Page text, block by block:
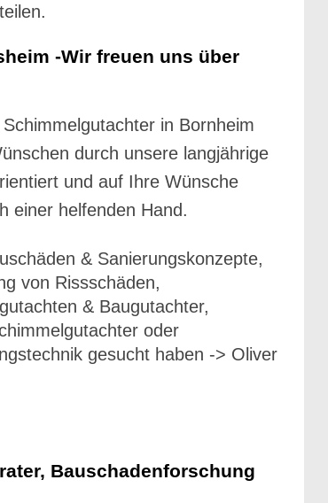
-Wir freuen uns über
in Bornheim
durch unsere langjährige
und auf Ihre Wünsche
einer helfenden Hand.
& Sanierungskonzepte,
von Rissschäden,
& Baugutachter,
oder
gesucht haben -> Oliver
Bauschadenforschung